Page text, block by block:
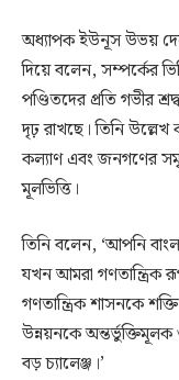
অধ্যাপক ইউনূস উভয়
দিয়ে বলেন, সম্পর্কের
পণ্ডিতদের প্রতি গভীর
দৃঢ় রাখছে। তিনি উল্লেখ
কল্যাণ এবং জনগণের
মূলভিত্তি।
তিনি বলেন, ‘আপনি
যখন আমরা গণতান্ত্রিক
গণতান্ত্রিক শাসনকে
উন্নয়নকে
বড় চ্যালেঞ্জ।’